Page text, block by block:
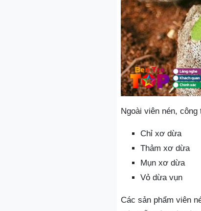
Ngoài viên nén,
Chỉ xơ dừa
Thảm xơ dừa
Mụn xơ dừa
Vỏ dừa vụn
Các sản phẩm viên